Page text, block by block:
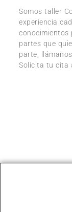
Somos taller
experiencia
conocimientos
partes que
parte,
Solicita tu cita